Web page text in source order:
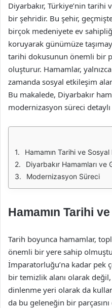
Diyarbakır, Türkiye’nin
bir şehridir. Bu şehir,
birçok medeniyete ev
koruyarak günümüze
tarihi dokusunun önemli bir
oluşturur. Hamamlar,
zamanda sosyal etkileşim
Bu makalede, Diyarbakır
modernizasyon süreci detaylı
Hamamın Tarihi ve Sosyal
Diyarbakır Hamamları ve
Modernizasyon Süreci
Hamamın Tarihi
Tarih boyunca hamamlar,
önemli bir yere sahip
İmparatorluğu’na kadar pek
bir temizlik alanı olarak
dinlenme yeri olarak da
da bu geleneğin bir